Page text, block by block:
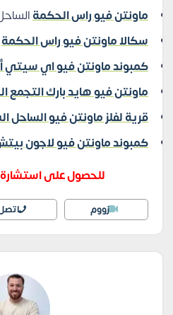
ماونتن فيو راس الحكمة
سكالا ماونتن فيو راس الحكمة
كمبوند ماونتن فيو اي سيتي
ماونتن فيو هايد بارك التجمع
قرية لفلز ماونتن فيو الساحل
كمبوند ماونتن فيو لاجون
للحصول على استشارة
زووم